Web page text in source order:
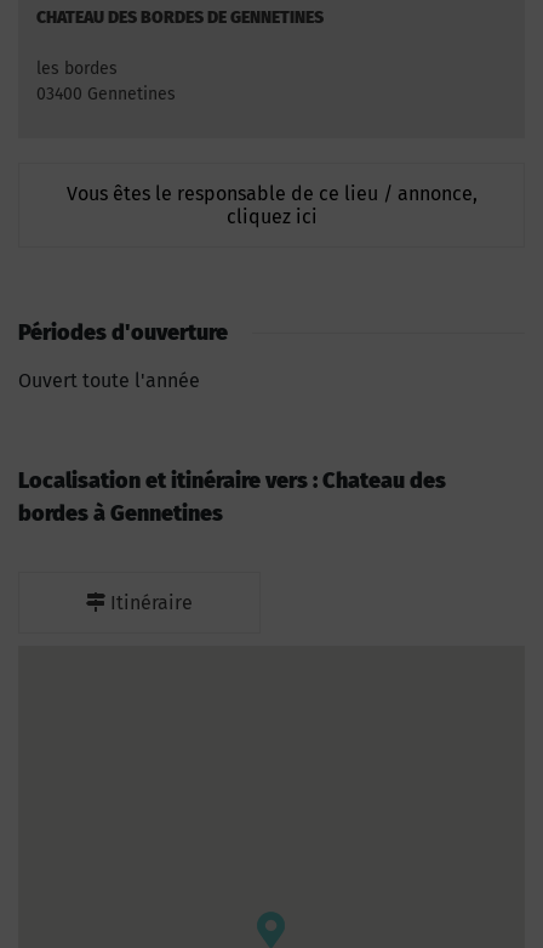
CHATEAU DES BORDES DE GENNETINES
les bordes
03400 Gennetines
Vous êtes le responsable de ce lieu / annonce,
cliquez ici
Périodes d'ouverture
Ouvert toute l'année
Localisation et itinéraire vers : Chateau des
bordes à Gennetines
Itinéraire